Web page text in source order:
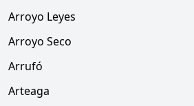
Arroyo Leyes
Arroyo Seco
Arrufó
Arteaga